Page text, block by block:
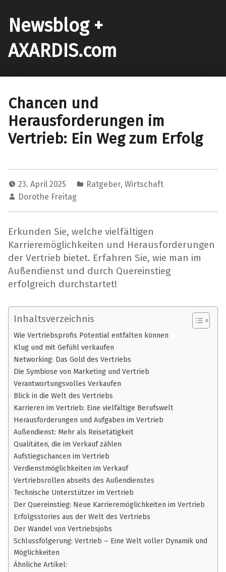
Newsblog +
AXARDIS.com
Chancen und
Herausforderungen im
Vertrieb: Ein Weg zum Erfolg
23. April 2025 Ratgeber, Wirtschaft
Dorothe Freitag
Erkunden Sie, welche vielfältigen
Karrieremöglichkeiten und Herausforderungen
der Vertrieb bietet. Erfahren Sie, wie man im
Außendienst und durch Quereinstieg
erfolgreich durchstartet!
Inhaltsverzeichnis
Wie Vertriebsprofis Potential entfalten können
Klug und mit Gefühl verkaufen
Networking: Das Gold des Vertriebs
Die Symbiose von Marketing und Vertrieb
Verantwortungsvolles Verkaufen
Blick in die Welt des Vertriebs
Karrieren im Vertrieb: Eine vielfältige Berufswelt
Herausforderungen und Aufgaben im Vertrieb
Außendienst: Mehr als Reisetätigkeit
Qualitäten, die im Verkauf zählen
Aufstiegschancen im Vertrieb
Verdienstmöglichkeiten im Verkauf
Vertriebsrollen abseits des Außendienstes
Technische Unterstützer im Vertrieb
Der Quereinstieg: Neue Karrieremöglichkeiten im Vertrieb
Erfolgsstories aus der Welt des Vertriebs
Der Wandel von Vertriebsjobs
Schlussfolgerung: Vertrieb – Eine Welt voller Dynamik und
Möglichkeiten
Ähnliche Artikel: